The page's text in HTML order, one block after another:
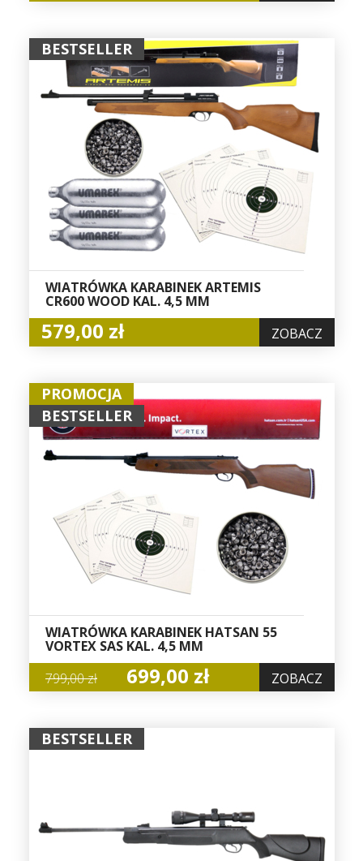
BESTSELLER
WIATRÓWKA KARABINEK ARTEMIS
CR600 WOOD KAL. 4,5 MM
579,00 zł ZOBACZ
PROMOCJA
BESTSELLER
WIATRÓWKA KARABINEK HATSAN 55
VORTEX SAS KAL. 4,5 MM
799,00 zł
699,00 zł ZOBACZ
BESTSELLER